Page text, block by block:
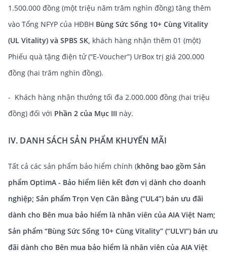
1.500.000 đồng (một triệu năm trăm nghìn đồng) tăng thêm
vào Tổng NFYP của HĐBH Bùng Sức Sống 10+ Cùng Vitality
(UL Vitality) và SPBS SK, khách hàng nhận thêm 01 (một)
Phiếu quà tặng điện tử (“E-Voucher”) UrBox trị giá 200.000
đồng (hai trăm nghìn đồng).
- Khách hàng nhận thưởng tối đa 2.000.000 đồng (hai triệu
đồng) đối với Phần 2 của Mục III này.
IV. DANH SÁCH SẢN PHẨM KHUYẾN MÃI
Tất cả các sản phẩm bảo hiểm chính (không bao gồm Sản
phẩm OptimA - Bảo hiểm liên kết đơn vị dành cho doanh
nghiệp; Sản phẩm Trọn Vẹn Cân Bằng (“UL4”) bán ưu đãi
dành cho Bên mua bảo hiểm là nhân viên của AIA Việt Nam;
Sản phẩm “Bùng Sức Sống 10+ Cùng Vitality” (“ULVI”) bán ưu
đãi dành cho Bên mua bảo hiểm là nhân viên của AIA Việt